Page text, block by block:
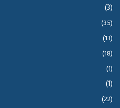
(3)
(35)
(13)
(18)
(1)
(1)
(22)